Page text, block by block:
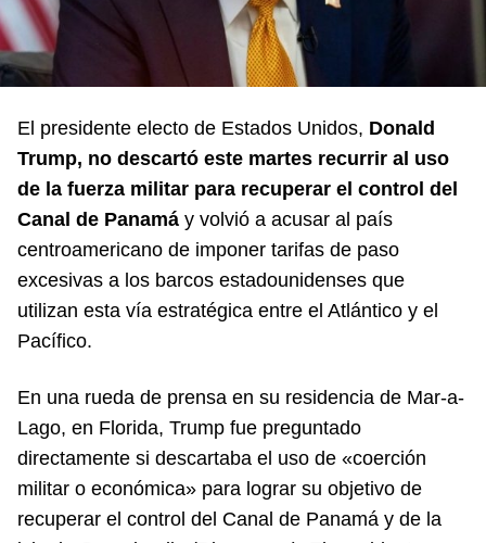
El presidente electo de Estados Unidos, Donald
Trump, no descartó este martes recurrir al uso
de la fuerza militar para recuperar el control del
Canal de Panamá y volvió a acusar al país
centroamericano de imponer tarifas de paso
excesivas a los barcos estadounidenses que
utilizan esta vía estratégica entre el Atlántico y el
Pacífico.
En una rueda de prensa en su residencia de Mar-a-
Lago, en Florida, Trump fue preguntado
directamente si descartaba el uso de «coerción
militar o económica» para lograr su objetivo de
recuperar el control del Canal de Panamá y de la